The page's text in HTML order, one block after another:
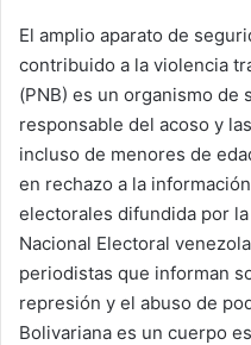
El amplio aparato de
contribuido a la violencia
(PNB) es un organismo de
responsable del acoso y
incluso de menores de
en rechazo a la
electorales difundida por
Nacional Electoral
periodistas que informan
represión y el abuso de
Bolivariana es un cuerpo